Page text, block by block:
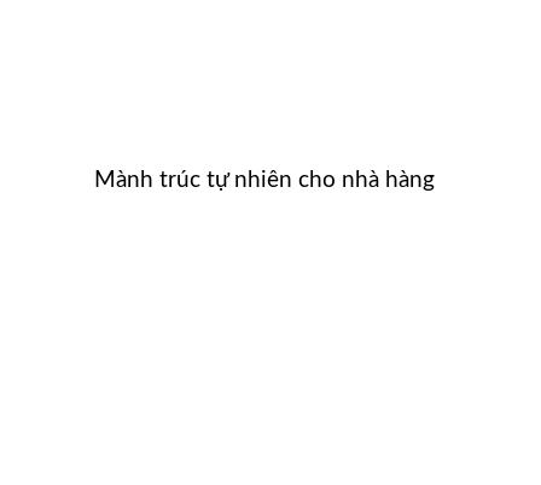
Mành trúc tự nhiên cho nhà hàng